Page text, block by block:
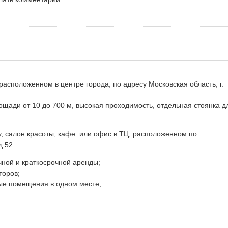
в центре города, по адресу Московская область, г.
от 10 до 700 м, высокая проходимость, отдельная стоянка
салон красоты, кафе или офис в ТЦ, расположенном по
и краткосрочной аренды;
помещения в одном месте;